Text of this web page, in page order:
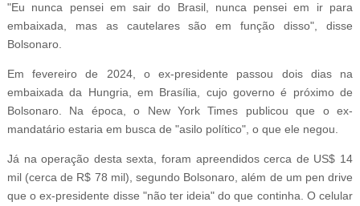
"Eu nunca pensei em sair do Brasil, nunca pensei em ir para
embaixada, mas as cautelares são em função disso", disse
Bolsonaro.
Em fevereiro de 2024, o ex-presidente passou dois dias na
embaixada da Hungria, em Brasília, cujo governo é próximo de
Bolsonaro. Na época, o New York Times publicou que o ex-
mandatário estaria em busca de "asilo político", o que ele negou.
Já na operação desta sexta, foram apreendidos cerca de US$ 14
mil (cerca de R$ 78 mil), segundo Bolsonaro, além de um pen drive
que o ex-presidente disse "não ter ideia" do que continha. O celular